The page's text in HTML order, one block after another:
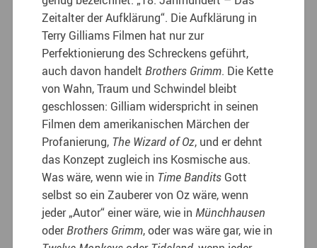
Zeitalter der Aufklärung“. Die Aufklärung in
Terry Gilliams Filmen hat nur zur
Perfektionierung des Schreckens geführt,
auch davon handeltBrothers Grimm. Die Kette
von Wahn, Traum und Schwindel bleibt
geschlossen: Gilliam widerspricht in seinen
Filmen dem amerikanischen Märchen der
Profanierung, The Wizard of Oz, und er dehnt
das Konzept zugleich ins Kosmische aus.
Was wäre, wenn wie in Time Bandits Gott
selbst so ein Zauberer von Oz wäre, wenn
jeder „Autor“ einer wäre, wie inMünchhausen
oderBrothers Grimm, oder was wäre gar, wie in